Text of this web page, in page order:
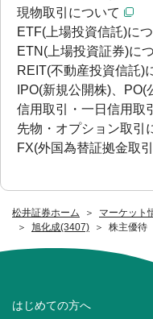
松井証券ホーム
マーケット
旭化成(3407)
株主優待
現物取引について
ETF(上場投資信託)に
ETN(上場投資証券)に
REIT(不動産投資信託)
IPO(新規公開株)、
信用取引・一日信用取
先物・オプション取引
FX(外国為替証拠金取
はじめての方へ